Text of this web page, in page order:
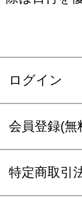
ログイン
会員登録(無
特定商取引